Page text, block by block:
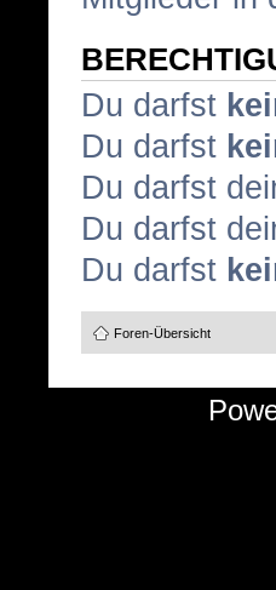
Du darfst
Du darfst
Du darfst
Du darfst
Du darfst
Foren-Übersicht